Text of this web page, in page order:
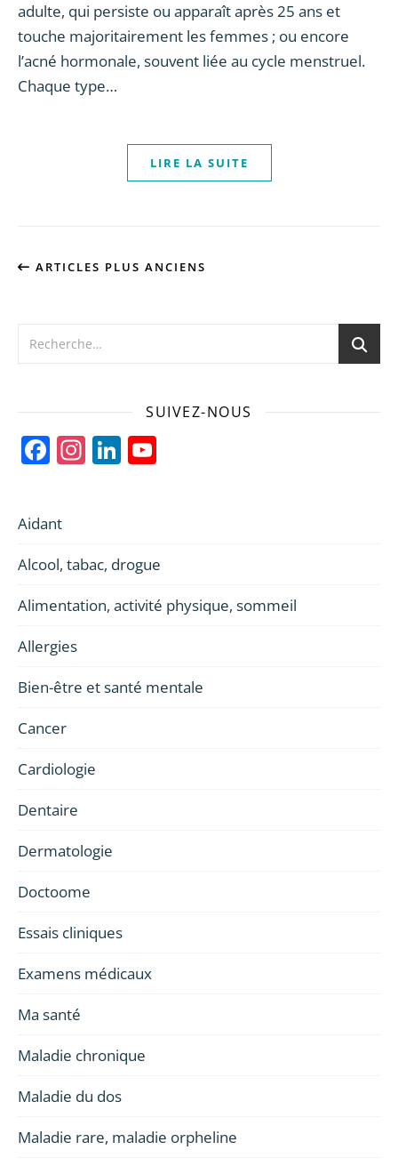
adulte, qui persiste ou apparaît après 25 ans et
touche majoritairement les femmes ; ou encore
l’acné hormonale, souvent liée au cycle menstruel.
Chaque type…
LIRE LA SUITE
ARTICLES PLUS ANCIENS
SUIVEZ-NOUS
Facebook
Instagram
LinkedIn
Aidant
Alcool, tabac, drogue
Alimentation, activité physique, sommeil
Allergies
Bien-être et santé mentale
Cancer
Cardiologie
Dentaire
Dermatologie
Doctoome
Essais cliniques
Examens médicaux
Ma santé
Maladie chronique
Maladie du dos
Maladie rare, maladie orpheline